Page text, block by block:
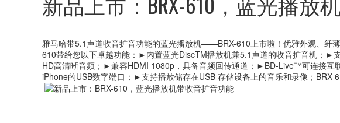
雅马哈带5.1声道收音扩音功能的蓝光播放机——BRX-610上市啦！优雅外观、纤
610带给您以下卓越功能：►内置蓝光DiscTM播放机兼5.1声道的收音扩音机；
HD高清晰音频；►兼容HDMI 1080p，具备音频回传通道；►BD-Live™可连接
iPhone的USB数字端口；►支持播放储存在USB 存储设备上的音乐和录像；